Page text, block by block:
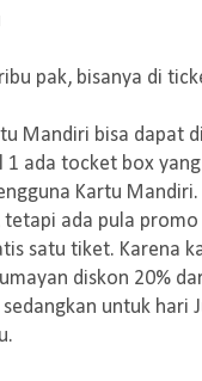
pak, bisanya di
Mandiri bisa dapat
1 ada tocket box
Kartu
ada pula
satu tiket. Karena
diskon 20%
untuk hari